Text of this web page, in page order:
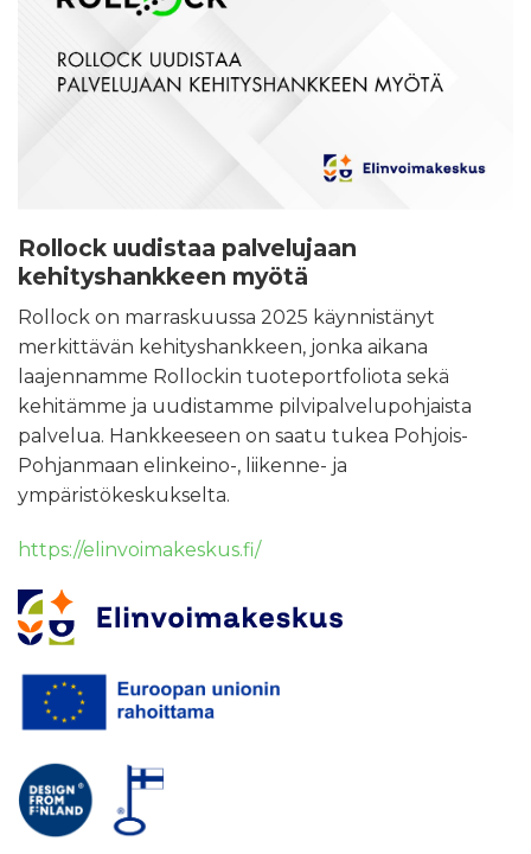
Rollock uudistaa palvelujaan
kehityshankkeen myötä
Rollock on marraskuussa 2025 käynnistänyt
merkittävän kehityshankkeen, jonka aikana
laajennamme Rollockin tuoteportfoliota sekä
kehitämme ja uudistamme pilvipalvelupohjaista
palvelua. Hankkeeseen on saatu tukea Pohjois-
Pohjanmaan elinkeino-, liikenne- ja
ympäristökeskukselta.
https://elinvoimakeskus.fi/